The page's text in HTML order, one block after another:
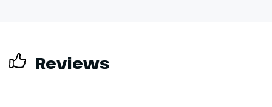
(€) = bijkomende entreegelden
Reviews